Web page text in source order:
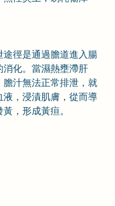
途徑是通過膽道進入腸
化。當濕熱壅滯肝
膽汁無法正常排泄，就
，浸漬肌膚，從而導
，形成黃疸。